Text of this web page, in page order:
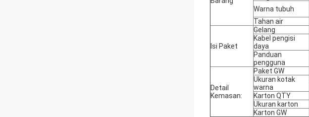
Warna tubuh
Tahan air
Isi Paket
Gelang
Kabel pengisi
daya
Panduan
pengguna
Detail
Kemasan:
Paket GW
Ukuran kotak
warna
Karton QTY
Ukuran karton
Karton GW